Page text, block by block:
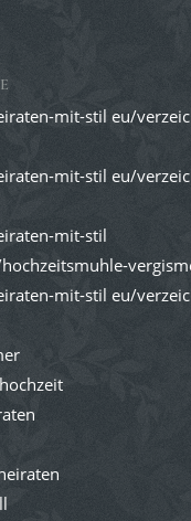
mit-stil eu/
mit-stil eu/
mit-stil
mit-stil eu/